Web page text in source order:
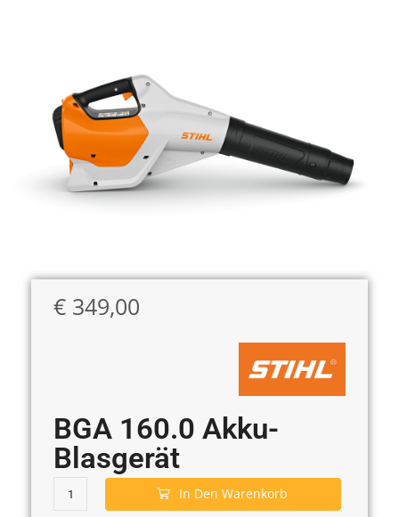
€ 349,00
BGA 160.0 Akku-
Blasgerät
In Den Warenkorb